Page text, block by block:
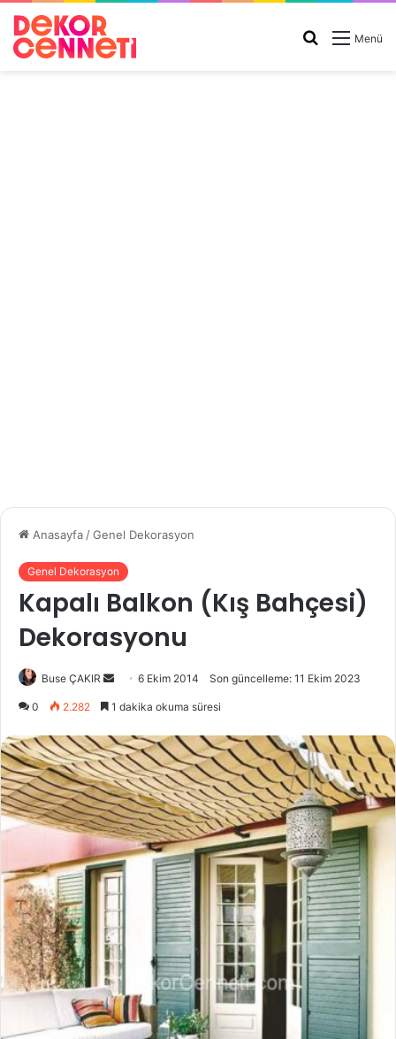
Menü
Arama
Anasayfa /Genel Dekorasyon
Genel Dekorasyon
Kapalı Balkon (Kış Bahçesi)
Dekorasyonu
Buse ÇAKIR
Bir
göndermek
6 Ekim 2014 Son güncelleme: 11 Ekim 2023
0 2.282 1 dakika okuma süresi